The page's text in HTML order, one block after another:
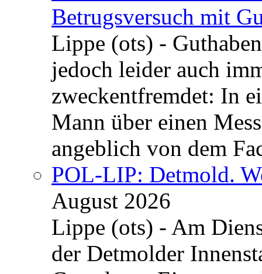
Betrugsversuch mit
Lippe (ots) -
jedoch leider auch
zweckentfremdet: In
Mann über einen
angeblich von dem
POL-LIP: Detmold.
August 2026
Lippe (ots) - Am
der Detmolder